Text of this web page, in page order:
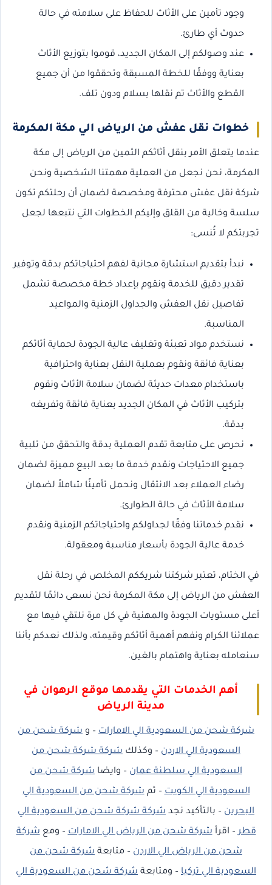
وجود تأمين على الأثاث للحفاظ على سلامته في حالة
حدوث أي طارئ.
عند وصولكم إلى المكان الجديد، قوموا بتوزيع الأثاث
بعناية ووفقًا للخطة المسبقة وتحققوا من أن جميع
القطع والأثاث تم نقلها بسلام ودون تلف.
خطوات نقل عفش من الرياض الي مكة المكرمة
عندما يتعلق الأمر بنقل أثاثكم الثمين من الرياض إلى مكة
المكرمة، نحن نجعل من العملية مهمتنا الشخصية ونحن
شركة نقل عفش محترفة ومخصصة لضمان أن رحلتكم تكون
سلسة وخالية من القلق وإليكم الخطوات التي نتبعها لجعل
تجربتكم لا تُنسى:
نبدأ بتقديم استشارة مجانية لفهم احتياجاتكم بدقة وتوفير
تقدير دقيق للخدمة ونقوم بإعداد خطة مخصصة تشمل
تفاصيل نقل العفش والجداول الزمنية والمواعيد
المناسبة.
نستخدم مواد تعبئة وتغليف عالية الجودة لحماية أثاثكم
بعناية فائقة ونقوم بعملية النقل بعناية واحترافية
باستخدام معدات حديثة لضمان سلامة الأثاث ونقوم
بتركيب الأثاث في المكان الجديد بعناية فائقة وتفريغه
بدقة.
نحرص على متابعة تقدم العملية بدقة والتحقق من تلبية
جميع الاحتياجات ونقدم خدمة ما بعد البيع مميزة لضمان
رضاء العملاء بعد الانتقال ونحمل تأمينًا شاملاً لضمان
سلامة الأثاث في حالة الطوارئ.
نقدم خدماتنا وفقًا لجداولكم واحتياجاتكم الزمنية ونقدم
خدمة عالية الجودة بأسعار مناسبة ومعقولة.
في الختام، تعتبر شركتنا شريككم المخلص في رحلة نقل
العفش من الرياض إلى مكة المكرمة نحن نسعى دائمًا لتقديم
أعلى مستويات الجودة والمهنية في كل مرة نلتقي فيها مع
عملائنا الكرام ونفهم أهمية أثاثكم وقيمته، ولذلك نعدكم بأننا
سنعامله بعناية واهتمام بالغين.
أهم الخدمات التي يقدمها موقع الرهوان في
مدينة الرياض
شركة شحن من السعودية الي الامارات – و شركة شحن من
السعودية الي الاردن – وكذلك شركة شركة شحن من
السعودية الي سلطنة عمان – وايضا شركة شحن من
السعودية الي الكويت– ثمشركة شحن من السعودية الي
البحرين – بالتأكيد نجد شركة شركة شحن من السعودية الي
قطر – اقرأشركة شحن من الرياض الي الامارات– ومعشركة
شحن من الرياض الي الاردن – متابعة شركة شحن من
السعودية الي تركيا – ومتابعة شركة شحن من السعودية الي